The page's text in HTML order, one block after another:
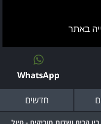
WhatsApp
חדשים